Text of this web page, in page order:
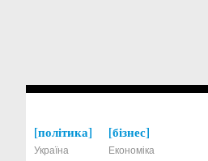
політика
Україна
бізнес
Економіка